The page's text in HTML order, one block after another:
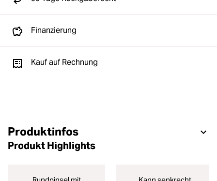
Finanzierung
Kauf auf Rechnung
Produktinfos
Produkt Highlights